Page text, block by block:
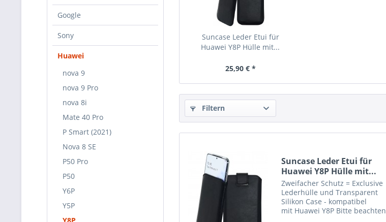
Google
Sony
Huawei
nova 9
nova 9 Pro
nova 8i
Mate 40 Pro
P Smart (2021)
Nova 8 SE
P50 Pro
P50
Y6P
Y5P
Suncase Leder Etui für
Huawei Y8P Hülle mit...
25,90 € *
Filtern
Suncase Leder Etui für
Huawei Y8P Hülle mit...
Zweifacher Schutz = Exclusive
Lederhülle und Transparent
Silikon Case - kompatibel
mit Huawei Y8P Bitte beachten